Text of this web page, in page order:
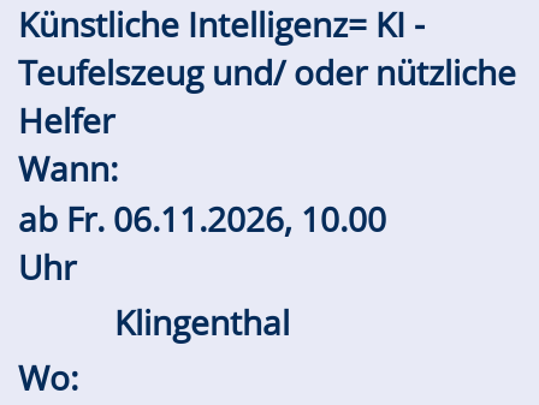
Künstliche Intelligenz= KI -
Teufelszeug und/ oder nützliche
Helfer
Wann:
ab Fr. 06.11.2026, 10.00
Uhr
Klingenthal
Wo: